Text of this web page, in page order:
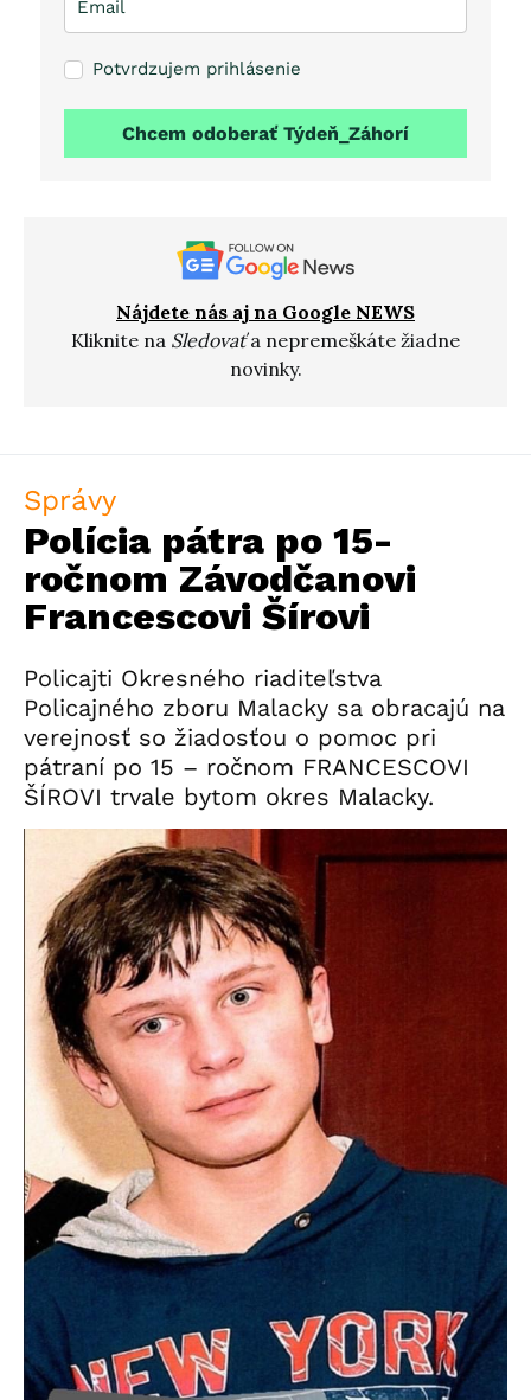
Potvrdzujem prihlásenie
Chcem odoberať Týdeň_Záhorí
Nájdete nás aj na Google NEWS
Kliknite na Sledovaťa nepremeškáte žiadne
novinky.
Správy
Polícia pátra po 15-
ročnom Závodčanovi
Francescovi Šírovi
Policajti Okresného riaditeľstva
Policajného zboru Malacky sa obracajú na
verejnosť so žiadosťou o pomoc pri
pátraní po 15 – ročnom FRANCESCOVI
ŠÍROVI trvale bytom okres Malacky.